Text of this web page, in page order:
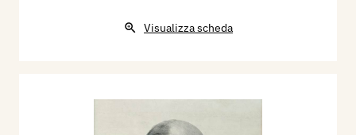
Visualizza scheda